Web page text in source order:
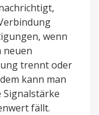
wenn
neuen
trennt oder
kann man
Signalstärke
fällt.